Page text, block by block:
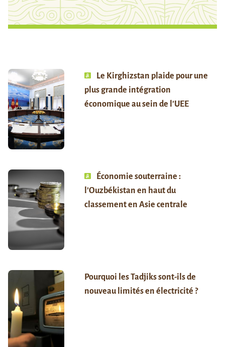
Le Kirghizstan plaide pour une
plus grande intégration
économique au sein de l’UEE
Économie souterraine :
l’Ouzbékistan en haut du
classement en Asie centrale
Pourquoi les Tadjiks sont-ils de
nouveau limités en électricité ?